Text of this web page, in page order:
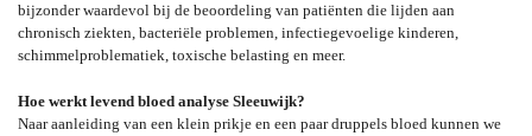
bijzonder waardevol bij de beoordeling van patiënten die lijden aan
chronisch ziekten, bacteriële problemen, infectiegevoelige kinderen,
schimmelproblematiek, toxische belasting en meer.
Hoe werkt levend bloed analyse Sleeuwijk?
Naar aanleiding van een klein prikje en een paar druppels bloed kunnen we